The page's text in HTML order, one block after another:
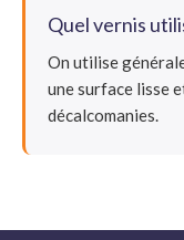
Quel vernis
On utilise
une surface lisse
décalcomanies.